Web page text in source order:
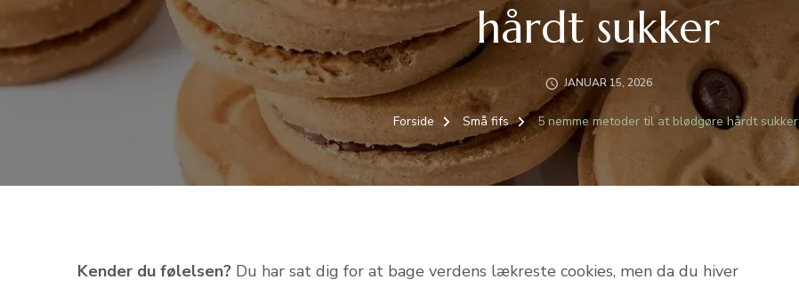
hårdt sukker
JANUAR 15, 2026
Forside Små fifs 5 nemme metoder til at blødgøre hårdt sukker
Kender du følelsen? Du har sat dig for at bage verdens lækreste cookies, men da du hiver